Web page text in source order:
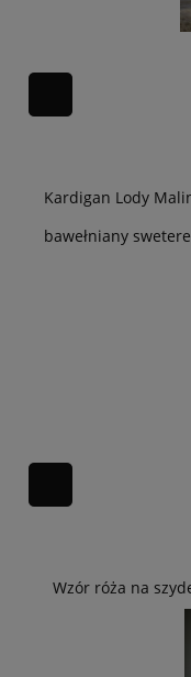
Kardigan Lody
bawełniany
Wzór róża na